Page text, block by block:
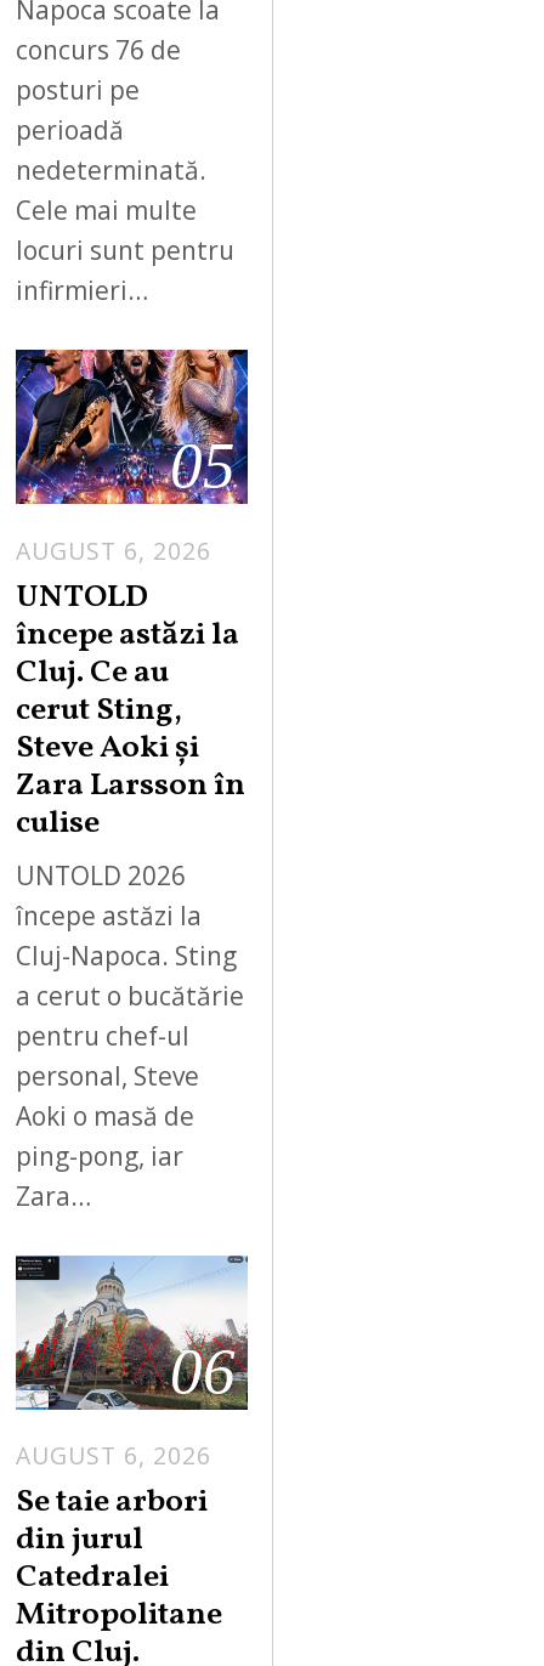
Napoca scoate la
concurs 76 de
posturi pe
perioadă
nedeterminată.
Cele mai multe
locuri sunt pentru
infirmieri…
05
AUGUST 6, 2026
UNTOLD
începe astăzi la
Cluj. Ce au
cerut Sting,
Steve Aoki și
Zara Larsson în
culise
UNTOLD 2026
începe astăzi la
Cluj-Napoca. Sting
a cerut o bucătărie
pentru chef-ul
personal, Steve
Aoki o masă de
ping-pong, iar
Zara…
06
AUGUST 6, 2026
Se taie arbori
din jurul
Catedralei
Mitropolitane
din Cluj.